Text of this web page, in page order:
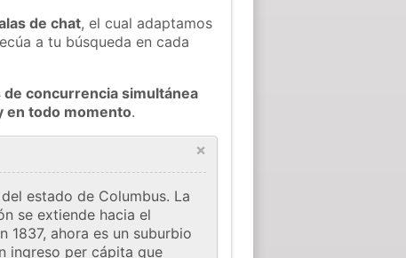
de chat, el cual adaptamos
a tu búsqueda en cada
de concurrencia simultánea
en todo momento.
×
estado de Columbus. La
se extiende hacia el
1837, ahora es un suburbio
ingreso per cápita que